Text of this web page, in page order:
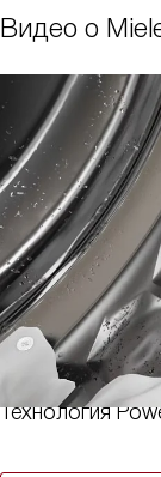
Видео о
Технология